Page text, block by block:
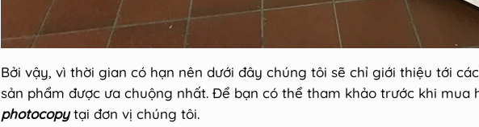
Bởi vậy, vì thời gian có hạn nên dưới đây chúng tôi sẽ chỉ giới thiệu tới
sản phẩm được ưa chuộng nhất. Để bạn có thể tham khảo trước khi mua
photocopytại đơn vị chúng tôi.